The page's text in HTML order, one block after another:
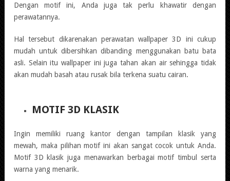
Dengan motif ini, Anda juga tak perlu khawatir dengan
perawatannya.
Hal tersebut dikarenakan perawatan wallpaper 3D ini cukup
mudah untuk dibersihkan dibanding menggunakan batu bata
asli. Selain itu wallpaper ini juga tahan akan air sehingga tidak
akan mudah basah atau rusak bila terkena suatu cairan.
MOTIF 3D KLASIK
Ingin memiliki ruang kantor dengan tampilan klasik yang
mewah, maka pilihan motif ini akan sangat cocok untuk Anda.
Motif 3D klasik juga menawarkan berbagai motif timbul serta
warna yang menarik.